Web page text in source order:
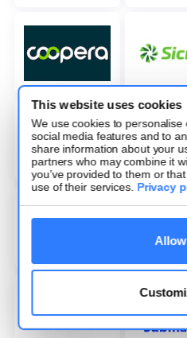
This website uses cookies
We use cookies to
social media features and to
share information about your
partners who may combine it
you’ve provided to them or
use of their services. Privacy